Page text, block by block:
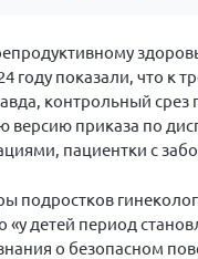
году показали, что к
контрольный
версию приказа по
пациентки с
детей период
о безопасном